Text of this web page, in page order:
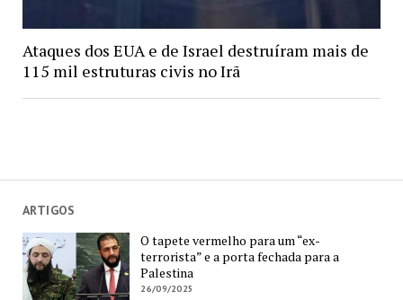
Ataques dos EUA e de Israel destruíram mais de
115 mil estruturas civis no Irã
ARTIGOS
O tapete vermelho para um “ex-
terrorista” e a porta fechada para a
Palestina
26/09/2025